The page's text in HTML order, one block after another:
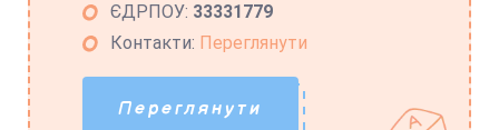
ЄДРПОУ: 33331779
Контакти: Переглянути
Переглянути